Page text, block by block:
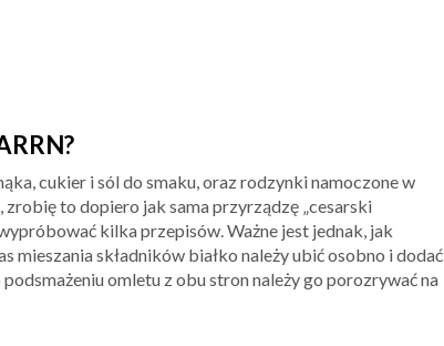
cukier i sól do smaku, oraz rodzynki namoczone w
to dopiero jak sama przyrządzę „cesarski
kilka przepisów. Ważne jest jednak, jak
składników białko należy ubić osobno i dodać
omletu z obu stron należy go porozrywać na